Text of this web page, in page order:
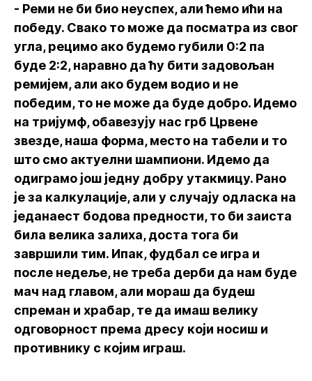
- Реми не би био неуспех, али ћемо ићи на
победу. Свако то може да посматра из свог
угла, рецимо ако будемо губили 0:2 па
буде 2:2, наравно да ћу бити задовољан
ремијем, али ако будем водио и не
победим, то не може да буде добро. Идемо
на тријумф, обавезују нас грб Црвене
звезде, наша форма, место на табели и то
што смо актуелни шампиони. Идемо да
одиграмо још једну добру утакмицу. Рано
је за калкулације, али у случају одласка на
једанаест бодова предности, то би заиста
била велика залиха, доста тога би
завршили тим. Ипак, фудбал се игра и
после недеље, не треба дерби да нам буде
мач над главом, али мораш да будеш
спреман и храбар, те да имаш велику
одговорност према дресу који носиш и
противнику с којим играш.